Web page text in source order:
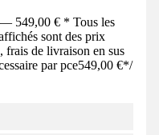
549,00 € * Tous les
sont des prix
frais de livraison en sus
par pce549,00 €*/